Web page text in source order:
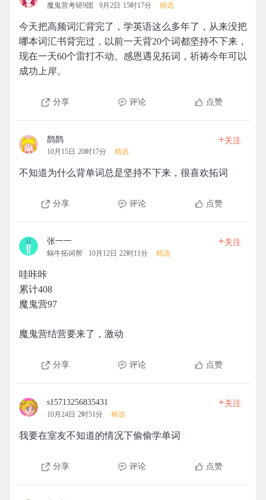
魔鬼营考研9团 9月2日 15时17分 精选
今天把高频词汇背完了，学英语这么多年了，从来没把
哪本词汇书背完过，以前一天背20个词都坚持不下来，
现在一天60个雷打不动。感恩遇见拓词，祈祷今年可以
成功上岸。
分享 评论 点赞
鹊鹊
10月15日 20时17分 精选
+关注
不知道为什么背单词总是坚持不下来，很喜欢拓词
分享 评论 点赞
张一一
蜗牛拓词帮 10月12日 22时11分 精选
+关注
哇咔咔
累计408
魔鬼营97
魔鬼营结营要来了，激动
分享 评论 点赞
s15713256835431
10月24日 2时51分 精选
+关注
我要在室友不知道的情况下偷偷学单词
分享 评论 点赞